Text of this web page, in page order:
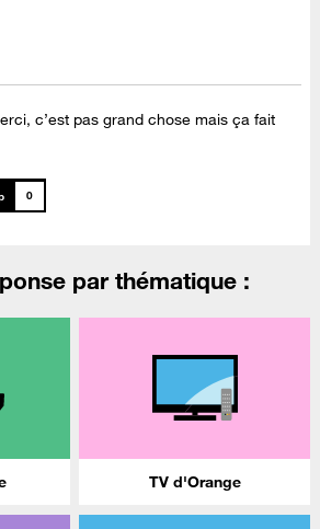
c’est pas grand chose mais ça fait
0
par thématique :
TV d'Orange